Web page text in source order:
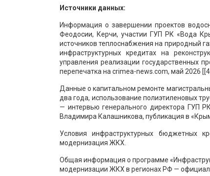
Источники данных:
Информация о завершении проектов
Феодосии, Керчи, участии ГУП РК «Вода
источников теплоснабжения на природный
инфраструктурных кредитах на
управления реализации государственных
перепечатка на crimea-news.com, май 2026
Данные о капитальном ремонте
два года, использование полиэтиленовых
— интервью генерального директора ГУП
Владимира Калашникова, публикация в
Условия инфраструктурных бюджетных
модернизация ЖКХ.
Общая информация о программе
модернизации ЖКХ в регионах РФ —